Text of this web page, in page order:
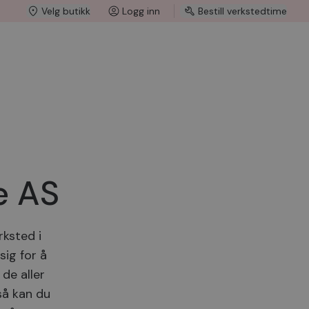
Velg butikk Logg inn Bestill verkstedtime
AS
i
for å
aller
kan du